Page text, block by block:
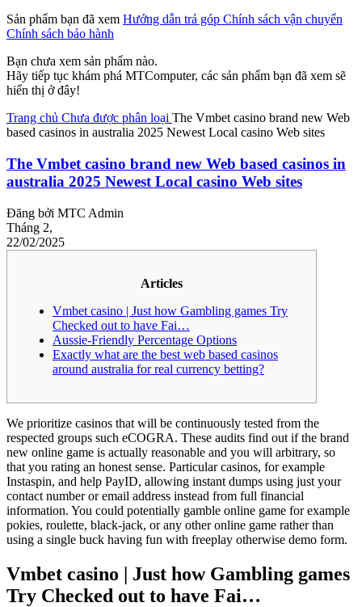
Sản phẩm bạn đã xem Hướng dẫn trả góp Chính sách vận chuyển
Chính sách bảo hành
Bạn chưa xem sản phẩm nào.
Hãy tiếp tục khám phá MTComputer, các sản phẩm bạn đã xem sẽ
hiển thị ở đây!
Trang chủ Chưa được phân loại The Vmbet casino brand new Web
based casinos in australia 2025 Newest Local casino Web sites
The Vmbet casino brand new Web based casinos in
australia 2025 Newest Local casino Web sites
Đăng bởi MTC Admin
Tháng 2,
22/02/2025
Articles
Vmbet casino | Just how Gambling games Try
Checked out to have Fai…
Aussie-Friendly Percentage Options
Exactly what are the best web based casinos
around australia for real currency betting?
We prioritize casinos that will be continuously tested from the
respected groups such eCOGRA. These audits find out if the brand
new online game is actually reasonable and you will arbitrary, so
that you rating an honest sense. Particular casinos, for example
Instaspin, and help PayID, allowing instant dumps using just your
contact number or email address instead from full financial
information. You could potentially gamble online game for example
pokies, roulette, black-jack, or any other online game rather than
using a single buck having fun with freeplay otherwise demo form.
Vmbet casino | Just how Gambling games
Try Checked out to have Fai…